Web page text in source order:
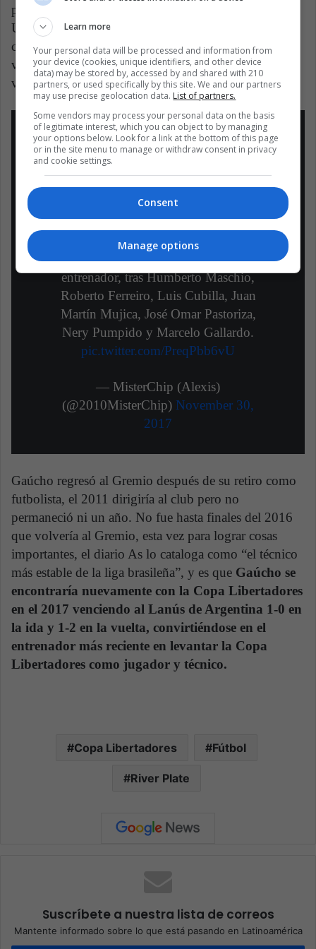
por Gremio, luego de enfrentar al Peñarol de
Uruguay, campeón defensor en ese entonces, la ida
culminó 1-1 en territorio uruguayo, mientras que la
vuelta fue dominada por los brasileños llevando la
victoria 2-1.
RENATO GAÚCHO, LEYENDA DE
GRÊMIO!!!!
Es la octava persona que gana la Copa
Libertadores como jugador y como
entrenador, tras Humberto Maschio,
Roberto Ferreiro, Luis Cubilla, Juan
Martín Mujica, José Omar Pastoriza,
Nery Pumpido y Marcelo Gallardo.
pic.twitter.com/PreqPbb6vU
— MisterChip (Alexis)
(@2010MisterChip) November 30,
2017
Gaúcho regresó al Gremio después de su retiro como
futbolista, el 2011 dirigiría al club pero no
permaneció ni un año. No fue hasta finales del 2016
que volvería al Gremio, esta vez para lograr cosas
importantes, el diario As lo cataloga como “el técnico
más estable de la liga brasileña”, y es que Gaúcho se
encontraría nuevamente con la Copa Libertadores
en el 2017 venciendo al Lanús de Argentina 1-0 en
la ida y 1-2 en la vuelta, convirtiéndose en el
entrenador más reciente en levantar la Copa
Libertadores como jugador y técnico.
Copa Libertadores Fútbol
River Plate
Suscríbete a nuestra lista de correos
Mantente informado sobre lo que está pasando en Latinoamérica
Learn more
Your personal data will be processed and information from
your device (cookies, unique identifiers, and other device
data) may be stored by, accessed by and shared with 210
partners, or used specifically by this site. We and our partners
may use precise geolocation data. List of partners.
Some vendors may process your personal data on the basis
of legitimate interest, which you can object to by managing
your options below. Look for a link at the bottom of this page
or in the site menu to manage or withdraw consent in privacy
and cookie settings.
Consent
Manage options